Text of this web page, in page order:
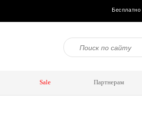
Sale Партнерам